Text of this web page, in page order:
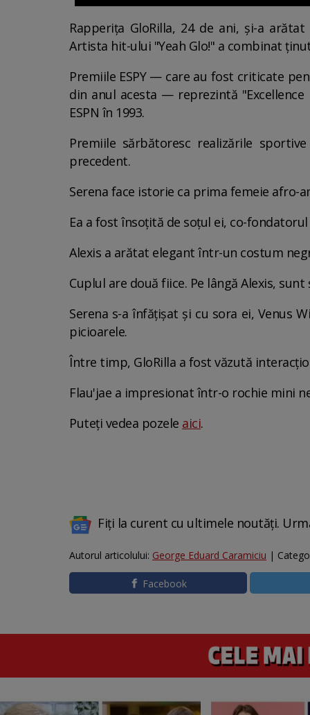
Rapperița GloRilla, 24 de ani, și-a
Artista hit-ului "Yeah Glo!" a combinat
Premiile ESPY — care au fost criticate
din anul acesta — reprezintă
ESPN în 1993.
Premiile sărbătoresc realizările
precedent.
Serena face istorie ca prima femeie afro-
Ea a fost însoțită de soțul ei, co-
Alexis a arătat elegant într-un costum
Cuplul are două fiice. Pe lângă Alexis,
Serena s-a înfățișat și cu sora ei, Venus
picioarele.
Între timp, GloRilla a fost văzută
Flau'jae a impresionat într-o rochie mini
Puteți vedea pozele aici.
Fiți la curent cu ultimele noutăți.
Autorul articolului: George Eduard Caramiciu |
Facebook